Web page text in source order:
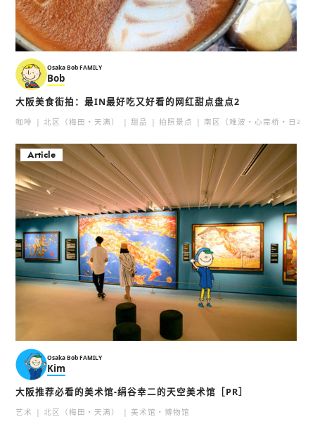
Osaka Bob FAMILY
Bob
大阪美食街拍：最IN最好吃又好看的网红甜点盘点2
咖啡 北区（梅田・天满） 甜品 拍照景点 南区（难波・心斋桥・日本
Article
Osaka Bob FAMILY
Kim
大阪推荐必看的美术馆-绢谷幸二的天空美术馆［PR］
艺术 北区（梅田・天满） 美术馆・博物馆